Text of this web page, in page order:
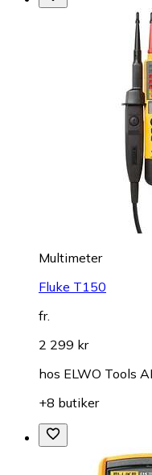
Multimeter
Fluke T150
fr.
2 299 kr
hos ELWO Tools
+8 butiker